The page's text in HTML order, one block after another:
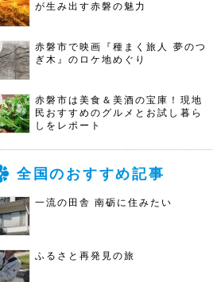
が生み出す赤磐の魅力
赤磐市で映画『種まく旅人 夢のつ
ぎ木』のロケ地めぐり
赤磐市は美食＆美酒の宝庫！現地
民おすすめのグルメとお試し暮ら
しをレポート
全国のおすすめ記事
一流の田舎 南砺に住みたい
ふるさと再発見の旅